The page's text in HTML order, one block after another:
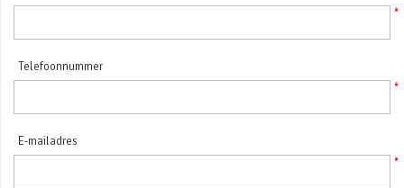
Telefoonnummer
E-mailadres